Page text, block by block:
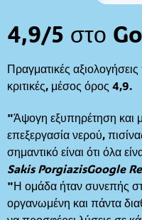
4,9/5 στο
Πραγματικές
κριτικές, μέσος όρος 4,9.
"Άψογη εξυπηρέτηση και
επεξεργασία νερού,
σημαντικό είναι ότι όλα
Sakis PorgiazisGoogle
"Η ομάδα ήταν συνεπής
οργανωμένη και πάντα